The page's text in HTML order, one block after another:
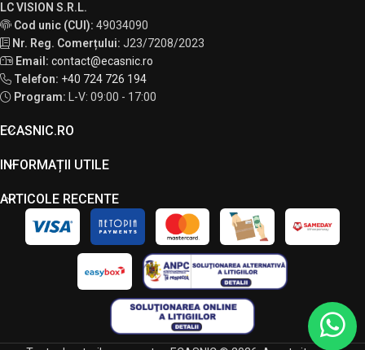
LC VISION S.R.L.
Cod unic (CUI): 49034090
Nr. Reg. Comerțului: J23/7208/2023
Email: contact@ecasnic.ro
Telefon: +40 724 726 194
Program: L-V: 09:00 - 17:00
ECASNIC.RO
INFORMAȚII UTILE
ARTICOLE RECENTE